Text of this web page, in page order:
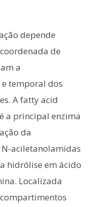
depende
de
a
temporal dos
A fatty acid
a principal enzima
da
aciletanolamidas
hidrólise em ácido
Localizada